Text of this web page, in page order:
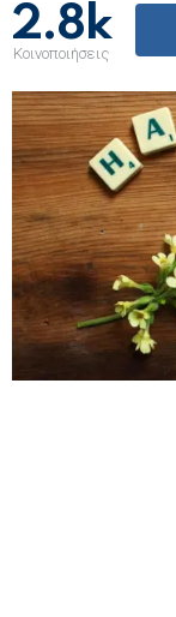
2.8k
Κοινοποιήσεις